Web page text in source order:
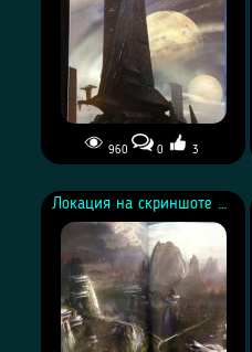
960 0 3
артбука The Art of Mass
Effect: Andromeda
Локация на скриншоте артбука